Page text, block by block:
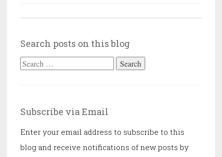
Search posts on this blog
Search
Subscribe via Email
Enter your email address to subscribe to this
blog and receive notifications of new posts by